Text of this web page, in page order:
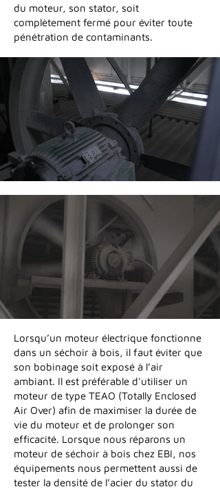
du moteur, son stator, soit
complètement fermé pour éviter toute
pénétration de contaminants.
Lorsqu’un moteur électrique fonctionne
dans un séchoir à bois, il faut éviter que
son bobinage soit exposé à l’air
ambiant. Il est préférable d'utiliser un
moteur de type TEAO (Totally Enclosed
Air Over) afin de maximiser la durée de
vie du moteur et de prolonger son
efficacité. Lorsque nous réparons un
moteur de séchoir à bois chez EBI, nos
équipements nous permettent aussi de
tester la densité de l’acier du stator du